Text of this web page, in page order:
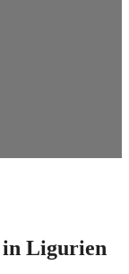
Ligurien